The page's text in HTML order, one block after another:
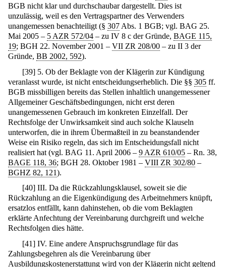
BGB nicht klar und durchschaubar dargestellt. Dies ist
unzulässig, weil es den Vertragspartner des Verwenders
unangemessen benachteiligt (§ 307 Abs. 1 BGB; vgl. BAG 25.
Mai 2005 – 5 AZR 572/04 – zu IV 8 c der Gründe, BAGE 115,
19; BGH 22. November 2001 – VII ZR 208/00 – zu II 3 der
Gründe, BB 2002, 592).
[39] 5. Ob der Beklagte von der Klägerin zur Kündigung
veranlasst wurde, ist nicht entscheidungserheblich. Die §§ 305 ff.
BGB missbilligen bereits das Stellen inhaltlich unangemessener
Allgemeiner Geschäftsbedingungen, nicht erst deren
unangemessenen Gebrauch im konkreten Einzelfall. Der
Rechtsfolge der Unwirksamkeit sind auch solche Klauseln
unterworfen, die in ihrem Übermaßteil in zu beanstandender
Weise ein Risiko regeln, das sich im Entscheidungsfall nicht
realisiert hat (vgl. BAG 11. April 2006 – 9 AZR 610/05 – Rn. 38,
BAGE 118, 36; BGH 28. Oktober 1981 – VIII ZR 302/80 –
BGHZ 82, 121).
[40] III. Da die Rückzahlungsklausel, soweit sie die
Rückzahlung an die Eigenkündigung des Arbeitnehmers knüpft,
ersatzlos entfällt, kann dahinstehen, ob die vom Beklagten
erklärte Anfechtung der Vereinbarung durchgreift und welche
Rechtsfolgen dies hätte.
[41] IV. Eine andere Anspruchsgrundlage für das
Zahlungsbegehren als die Vereinbarung über
Ausbildungskostenerstattung wird von der Klägerin nicht geltend